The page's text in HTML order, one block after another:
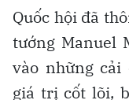
Quốc hội đã
tướng Manuel
vào những cải
giá trị cốt lõi,